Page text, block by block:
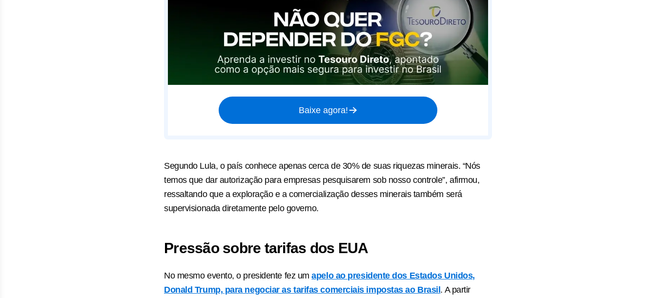
Baixe agora!
Segundo Lula, o país conhece apenas cerca de 30% de suas riquezas minerais. “Nós
temos que dar autorização para empresas pesquisarem sob nosso controle”, afirmou,
ressaltando que a exploração e a comercialização desses minerais também será
supervisionada diretamente pelo governo.
Pressão sobre tarifas dos EUA
No mesmo evento, o presidente fez umapelo ao presidente dos Estados Unidos,
Donald Trump, para negociar as tarifas comerciais impostas ao Brasil. A partir